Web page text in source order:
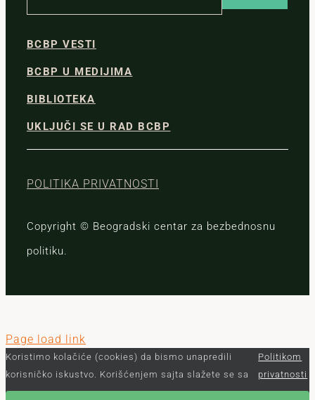
BCBP VESTI
BCBP U MEDIJIMA
BIBLIOTEKA
UKLJUČI SE U RAD BCBP
POLITIKA PRIVATNOSTI
Copyright © Beogradski centar za bezbednosnu
politiku.
Page load link
Koristimo kolačiće (cookies) da bismo unapredili
korisničko iskustvo. Korišćenjem sajta slažete se sa
Politikom
privatnosti